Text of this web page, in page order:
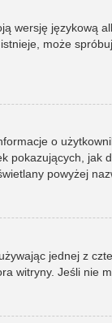
wersję językową
może
o
powyżej
jednej z
witryny. Jeśli nie